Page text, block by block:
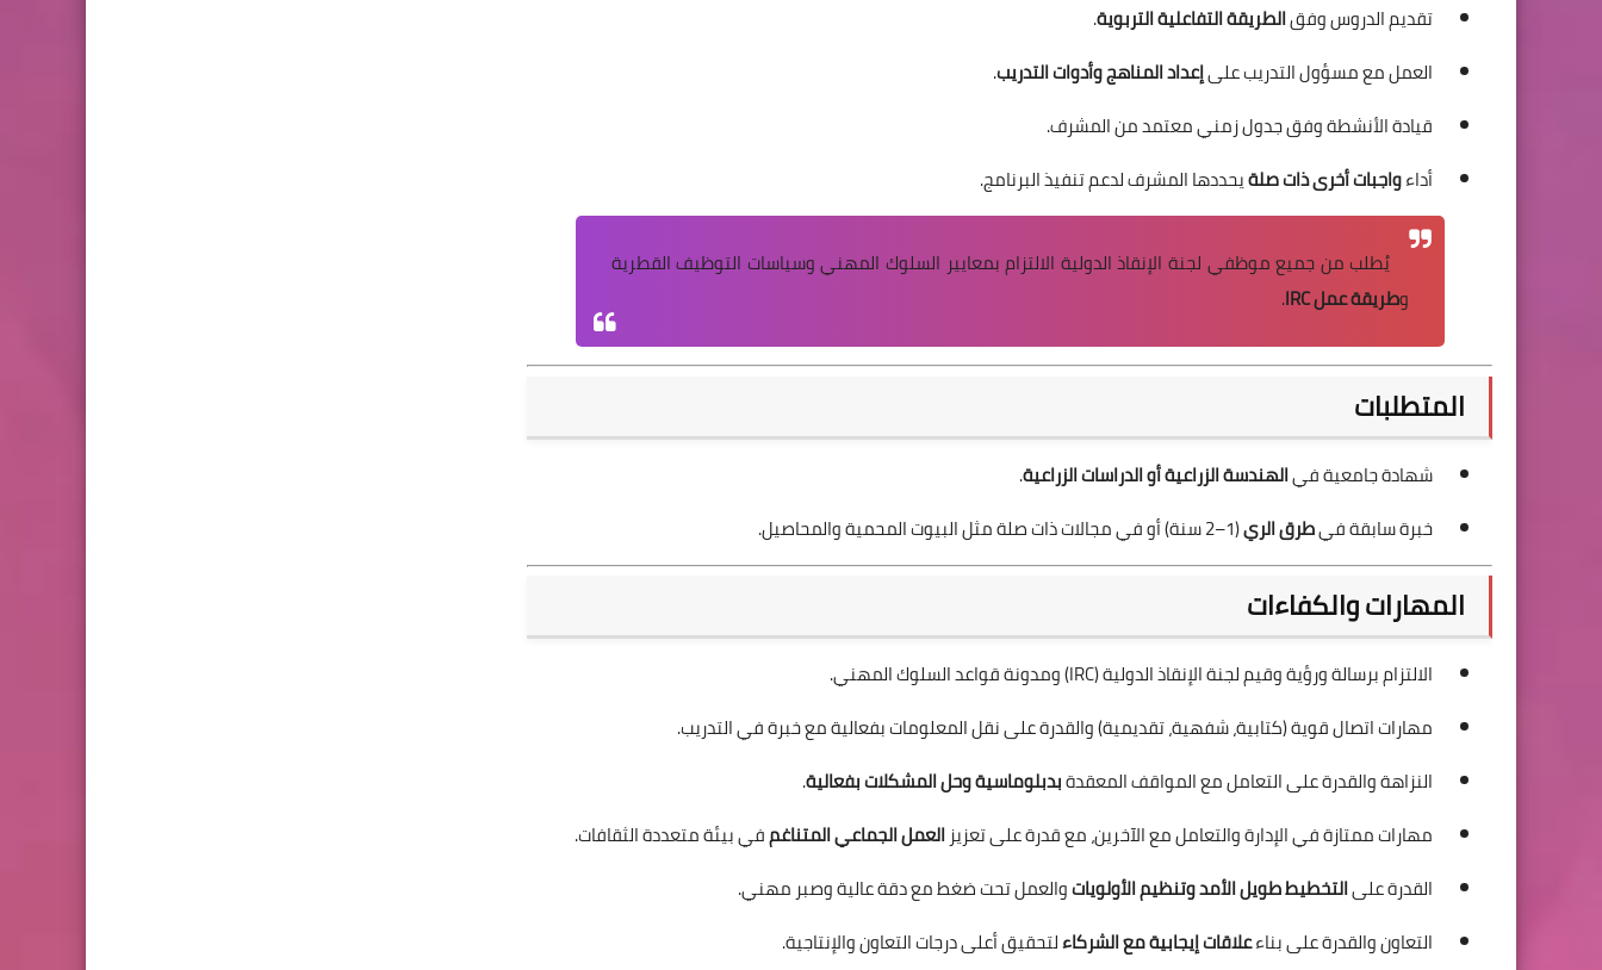
تقديم الدروس وفقالطريقة التفاعلية التربوية.
العمل مع مسؤول التدريب علىإعداد المناهج وأدوات التدريب.
قيادة الأنشطة وفق جدول زمني معتمد من المشرف.
أداءواجبات أخرى ذات صلةيحددها المشرف لدعم تنفيذ البرنامج.
يُطلب من جميع موظفي لجنة الإنقاذ الدولية الالتزام بمعايير السلوك المهني وسياسات التوظيف القطرية
وطريقة عمل IRC .
المتطلبات
شهادة جامعية فيالهندسة الزراعية أو الدراسات الزراعية.
خبرة سابقة فيطرق الري(1–2 سنة) أو في مجالات ذات صلة مثل البيوت المحمية والمحاصيل.
المهارات والكفاءات
الالتزام برسالة ورؤية وقيم لجنة الإنقاذ الدولية (IRC) ومدونة قواعد السلوك المهني.
مهارات اتصال قوية (كتابية، شفهية، تقديمية) والقدرة على نقل المعلومات بفعالية مع خبرة في التدريب.
النزاهة والقدرة على التعامل مع المواقف المعقدةبدبلوماسية وحل المشكلات بفعالية.
مهارات ممتازة في الإدارة والتعامل مع الآخرين، مع قدرة على تعزيزالعمل الجماعي المتناغمفي بيئة متعددة الثقافات.
القدرة علىالتخطيط طويل الأمد وتنظيم الأولوياتوالعمل تحت ضغط مع دقة عالية وصبر مهني.
التعاون والقدرة على بناءعلاقات إيجابية مع الشركاءلتحقيق أعلى درجات التعاون والإنتاجية.